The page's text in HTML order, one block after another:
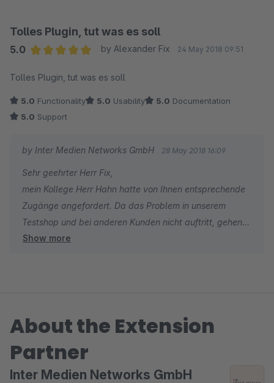
leider sehr wichtig.
Tolles Plugin, tut was es soll
5.0
by Alexander Fix 24 May 2018 09:51
Tolles Plugin, tut was es soll
5.0 Functionality 5.0 Usability 5.0 Documentation
5.0 Support
by Inter Medien Networks GmbH 28 May 2018 16:09
Sehr geehrter Herr Fix,
mein Kollege Herr Hahn hatte von Ihnen entsprechende
Zugänge angefordert. Da das Problem in unserem
Testshop und bei anderen Kunden nicht auftritt, gehen
wir davon aus, dass es lediglich an Ihrem Theme liegt.
Show more
About the Extension
Partner
Inter Medien Networks GmbH